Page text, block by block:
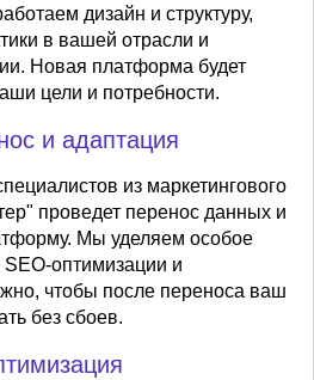
дизайн и структуру,
в вашей отрасли и
Новая платформа будет
цели и потребности.
и адаптация
из маркетингового
проведет перенос данных и
Мы уделяем особое
оптимизации и
чтобы после переноса ваш
без сбоев.